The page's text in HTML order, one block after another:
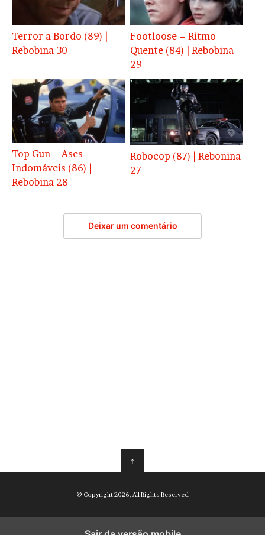
Terror a Bordo (89) |
Rebobina 30
Footloose – Ritmo
Quente (84) | Rebobina
29
Top Gun – Ases
Indomáveis (86) |
Rebobina 28
Robocop (87) | Rebonina
27
Deixar um comentário
↑
© Copyright 2026, All Rights Reserved